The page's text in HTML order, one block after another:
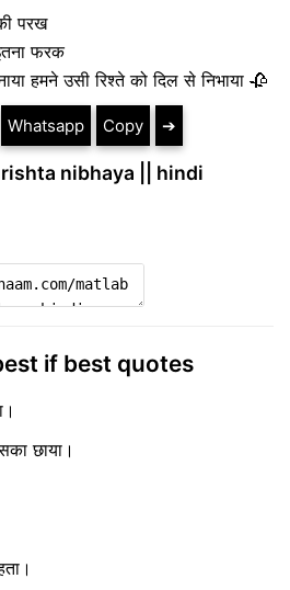
परख
फरक
हमने उसी रिश्ते को दिल से निभाया 🥀
Whatsapp Copy ➔
nibhaya || hindi
if best quotes
छाया।